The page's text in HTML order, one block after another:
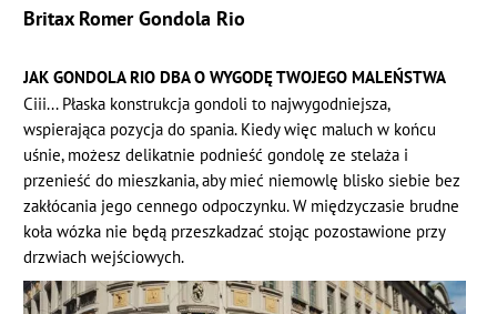
Britax Romer Gondola Rio
JAK GONDOLA RIO DBA O WYGODĘ TWOJEGO MALEŃSTWA
Ciii... Płaska konstrukcja gondoli to najwygodniejsza,
wspierająca pozycja do spania. Kiedy więc maluch w końcu
uśnie, możesz delikatnie podnieść gondolę ze stelaża i
przenieść do mieszkania, aby mieć niemowlę blisko siebie bez
zakłócania jego cennego odpoczynku. W międzyczasie brudne
koła wózka nie będą przeszkadzać stojąc pozostawione przy
drzwiach wejściowych.